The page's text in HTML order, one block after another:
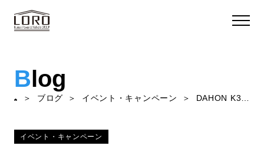
Blog
ブログ イベント・キャンペーン DAHON K3 ＆ K9X 対象DOTCH？キャンペーン開催中！
イベント・キャンペーン